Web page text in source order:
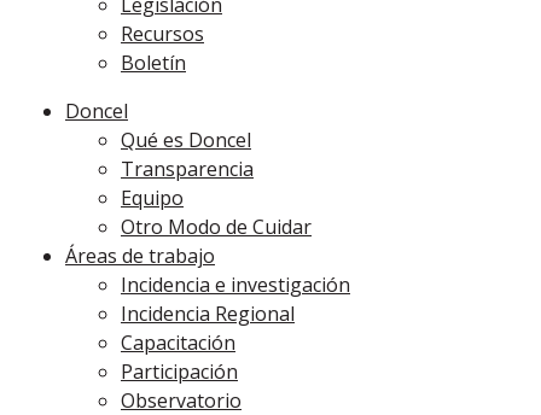
Recursos
Boletín
Doncel
Qué es Doncel
Transparencia
Equipo
Otro Modo de Cuidar
Áreas de trabajo
Incidencia e investigación
Incidencia Regional
Capacitación
Participación
Observatorio